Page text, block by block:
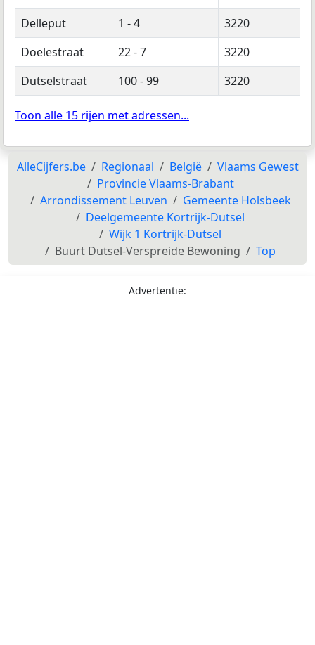
Delleput
1 - 4
3220
Doelestraat
22 - 7
3220
Dutselstraat
100 - 99 3220
Toon alle 15 rijen met adressen...
AlleCijfers.be Regionaal België
Vlaams Gewest
Provincie Vlaams-Brabant
Arrondissement Leuven
Gemeente Holsbeek
Deelgemeente Kortrijk-Dutsel
Wijk 1 Kortrijk-Dutsel
Buurt Dutsel-Verspreide Bewoning
Top
Advertentie: